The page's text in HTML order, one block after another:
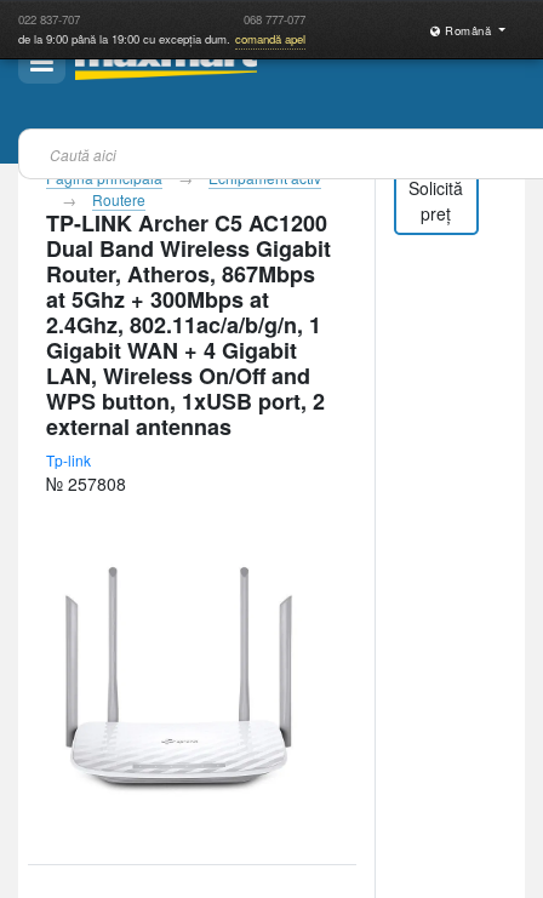
022 837-707 068 777-077
de la 9:00 până la 19:00 cu excepția dum. comandă apel
Română
Pagina principală
Echipament activ
Routere
TP-LINK Archer C5 AC1200
Dual Band Wireless Gigabit
Router, Atheros, 867Mbps
at 5Ghz + 300Mbps at
2.4Ghz, 802.11ac/a/b/g/n, 1
Gigabit WAN + 4 Gigabit
LAN, Wireless On/Off and
WPS button, 1xUSB port, 2
external antennas
Tp-link
№ 257808
Solicită
preț